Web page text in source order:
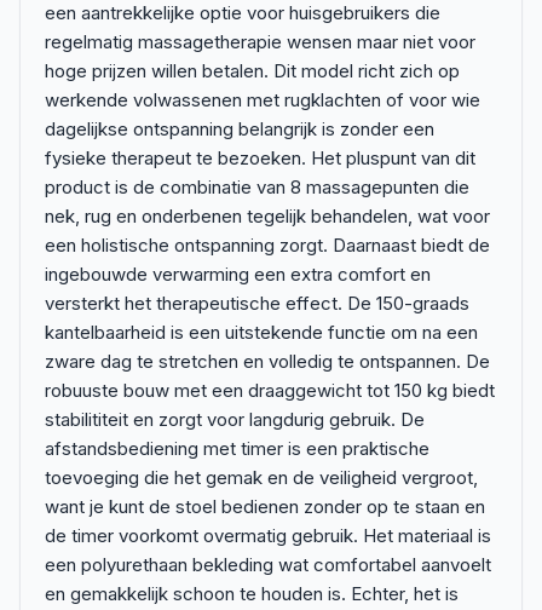
een aantrekkelijke optie voor huisgebruikers die
regelmatig massagetherapie wensen maar niet voor
hoge prijzen willen betalen. Dit model richt zich op
werkende volwassenen met rugklachten of voor wie
dagelijkse ontspanning belangrijk is zonder een
fysieke therapeut te bezoeken. Het pluspunt van dit
product is de combinatie van 8 massagepunten die
nek, rug en onderbenen tegelijk behandelen, wat voor
een holistische ontspanning zorgt. Daarnaast biedt de
ingebouwde verwarming een extra comfort en
versterkt het therapeutische effect. De 150-graads
kantelbaarheid is een uitstekende functie om na een
zware dag te stretchen en volledig te ontspannen. De
robuuste bouw met een draaggewicht tot 150 kg biedt
stabilititeit en zorgt voor langdurig gebruik. De
afstandsbediening met timer is een praktische
toevoeging die het gemak en de veiligheid vergroot,
want je kunt de stoel bedienen zonder op te staan en
de timer voorkomt overmatig gebruik. Het materiaal is
een polyurethaan bekleding wat comfortabel aanvoelt
en gemakkelijk schoon te houden is. Echter, het is